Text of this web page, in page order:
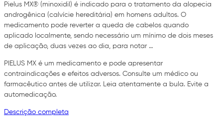
Pielus MX® (minoxidil) é indicado para o tratamento da alopecia
androgênica (calvície hereditária) em homens adultos. O
medicamento pode reverter a queda de cabelos quando
aplicado localmente, sendo necessário um mínimo de dois meses
de aplicação, duas vezes ao dia, para notar …
PIELUS MX é um medicamento e pode apresentar
contraindicações e efeitos adversos. Consulte um médico ou
farmacêutico antes de utilizar. Leia atentamente a bula. Evite a
automedicação.
Descrição completa